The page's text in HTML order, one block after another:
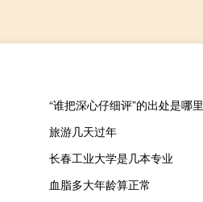
“谁把深心仔细评”的出处是哪里
旅游几天过年
长春工业大学是几本专业
血脂多大年龄算正常